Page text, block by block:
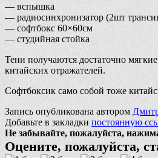
— вспышка
— радиосинхронизатор (2шт
— софтбокс 60×60см
— студийная стойка
Тени получаются достаточно
китайских отражателей.
Софтбоксик само собой тоже
Запись опубликована автором
Добавьте в закладки постоянную
Не забывайте, пожалуйста,
Оцените, пожалуйста,